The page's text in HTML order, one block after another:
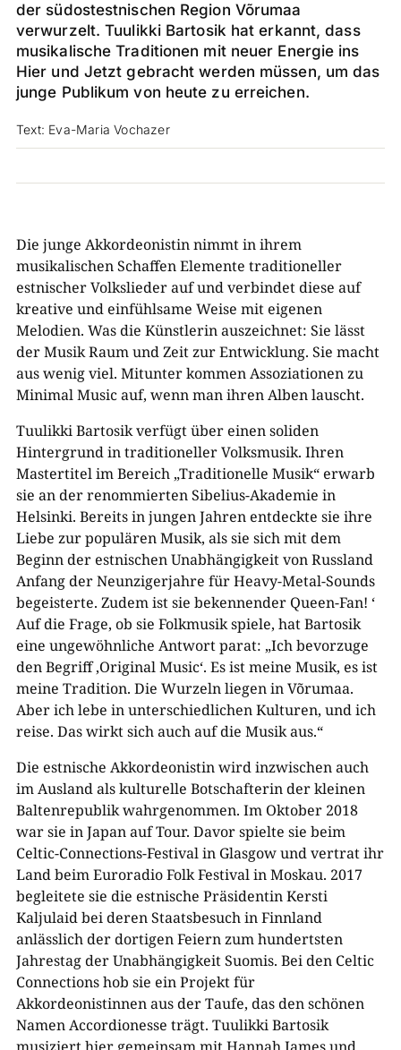
der südostestnischen Region Võrumaa
verwurzelt. Tuulikki Bartosik hat erkannt, dass
musikalische Traditionen mit neuer Energie ins
Hier und Jetzt gebracht werden müssen, um das
junge Publikum von heute zu erreichen.
Text: Eva-Maria Vochazer
Die junge Akkordeonistin nimmt in ihrem
musikalischen Schaffen Elemente traditioneller
estnischer Volkslieder auf und verbindet diese auf
kreative und einfühlsame Weise mit eigenen
Melodien. Was die Künstlerin auszeichnet: Sie lässt
der Musik Raum und Zeit zur Entwicklung. Sie macht
aus wenig viel. Mitunter kommen Assoziationen zu
Minimal Music auf, wenn man ihren Alben lauscht.
Tuulikki Bartosik verfügt über einen soliden
Hintergrund in traditioneller Volksmusik. Ihren
Mastertitel im Bereich „Traditionelle Musik“ erwarb
sie an der renommierten Sibelius-Akademie in
Helsinki. Bereits in jungen Jahren entdeckte sie ihre
Liebe zur populären Musik, als sie sich mit dem
Beginn der estnischen Unabhängigkeit von Russland
Anfang der Neunzigerjahre für Heavy-Metal-Sounds
begeisterte. Zudem ist sie bekennender Queen-Fan! ‘
Auf die Frage, ob sie Folkmusik spiele, hat Bartosik
eine ungewöhnliche Antwort parat: „Ich bevorzuge
den Begriff ‚Original Music‘. Es ist meine Musik, es ist
meine Tradition. Die Wurzeln liegen in Võrumaa.
Aber ich lebe in unterschiedlichen Kulturen, und ich
reise. Das wirkt sich auch auf die Musik aus.“
Die estnische Akkordeonistin wird inzwischen auch
im Ausland als kulturelle Botschafterin der kleinen
Baltenrepublik wahrgenommen. Im Oktober 2018
war sie in Japan auf Tour. Davor spielte sie beim
Celtic-Connections-Festival in Glasgow und vertrat ihr
Land beim Euroradio Folk Festival in Moskau. 2017
begleitete sie die estnische Präsidentin Kersti
Kaljulaid bei deren Staatsbesuch in Finnland
anlässlich der dortigen Feiern zum hundertsten
Jahrestag der Unabhängigkeit Suomis. Bei den Celtic
Connections hob sie ein Projekt für
Akkordeonistinnen aus der Taufe, das den schönen
Namen Accordionesse trägt. Tuulikki Bartosik